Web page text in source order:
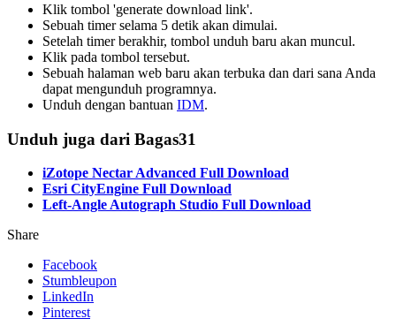
Klik tombol 'generate download link'.
Sebuah timer selama 5 detik akan dimulai.
Setelah timer berakhir, tombol unduh baru akan muncul.
Klik pada tombol tersebut.
Sebuah halaman web baru akan terbuka dan dari sana Anda
dapat mengunduh programnya.
Unduh dengan bantuan IDM.
Unduh juga dari Bagas31
iZotope Nectar Advanced Full Download
Esri CityEngine Full Download
Left-Angle Autograph Studio Full Download
Share
Facebook
Stumbleupon
LinkedIn
Pinterest